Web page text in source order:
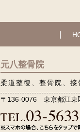
元八整骨院
柔道整復、整骨院、接
〒136-0076 東京都江東